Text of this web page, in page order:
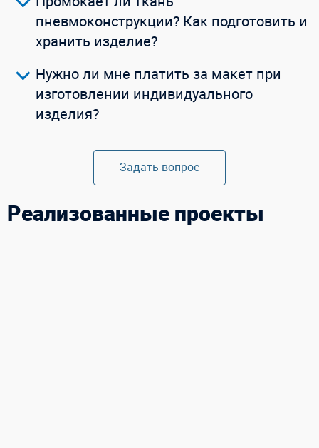
Больше деталей →
пневмоконструкции? Как подготовить и
хранить изделие?
Нужно ли мне платить за макет при
изготовлении индивидуального
изделия?
Задать вопрос
Реализованные проекты